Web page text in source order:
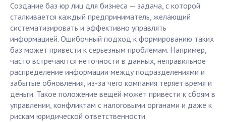
Создание баз юр лиц для бизнеса — задача, с которой
сталкивается каждый предприниматель, желающий
систематизировать и эффективно управлять
информацией. Ошибочный подход к формированию таких
баз может привести к серьезным проблемам. Например,
часто встречаются неточности в данных, неправильное
распределение информации между подразделениями и
забытые обновления, из-за чего компания теряет время и
деньги. Такое положение вещей может привести к сбоям в
управлении, конфликтам с налоговыми органами и даже к
рискам юридической ответственности.